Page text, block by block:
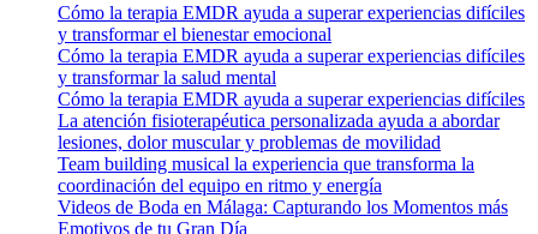
Cómo la terapia EMDR ayuda a superar experiencias difíciles
y transformar el bienestar emocional
Cómo la terapia EMDR ayuda a superar experiencias difíciles
y transformar la salud mental
Cómo la terapia EMDR ayuda a superar experiencias difíciles
La atención fisioterapéutica personalizada ayuda a abordar
lesiones, dolor muscular y problemas de movilidad
Team building musical la experiencia que transforma la
coordinación del equipo en ritmo y energía
Videos de Boda en Málaga: Capturando los Momentos más
Emotivos de tu Gran Día